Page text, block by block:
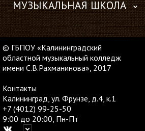
МУЗЫКАЛЬНАЯ ШКОЛА
© ГБПОУ «Калининградский
областной музыкальный колледж
имени С.В.Рахманинова», 2017
Контакты
Калининград, ул. Фрунзе, д.4, к.1
+7 (4012) 99-25-50
9:00 до 20:00, Пн-Пт